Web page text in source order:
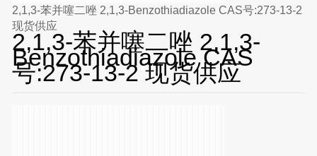
2,1,3-苯并噻二唑 2,1,3-Benzothiadiazole CAS号:273-13-2
现货供应
2,1,3-苯并噻二唑 2,1,3-
Benzothiadiazole CAS
号:273-13-2 现货供应